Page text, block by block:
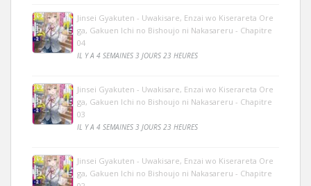
Jinsei Gyakuten - Uwakisare, Enzai wo Kiserareta Ore
ga, Gakuen Ichi no Bishoujo ni Nakasareru - Chapitre
04
IL Y A 4 SEMAINES 3 JOURS 23 HEURES
Jinsei Gyakuten - Uwakisare, Enzai wo Kiserareta Ore
ga, Gakuen Ichi no Bishoujo ni Nakasareru - Chapitre
03
IL Y A 4 SEMAINES 3 JOURS 23 HEURES
Jinsei Gyakuten - Uwakisare, Enzai wo Kiserareta Ore
ga, Gakuen Ichi no Bishoujo ni Nakasareru - Chapitre